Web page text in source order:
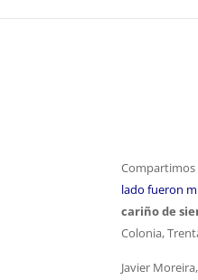
Colonia,
Compartimos
lado fueron
cariño de
Colonia,
Javier